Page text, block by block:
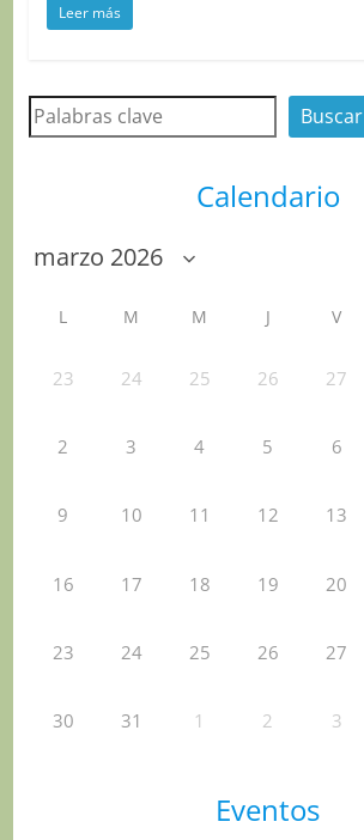
Leer más
Buscar Buscar
Calendario
L M M J V
23 24 25 26 27
2 3 4 5 6
9 10 11 12 13
16 17 18 19 20
23 24 25 26 27
30 31 1 2 3
Eventos